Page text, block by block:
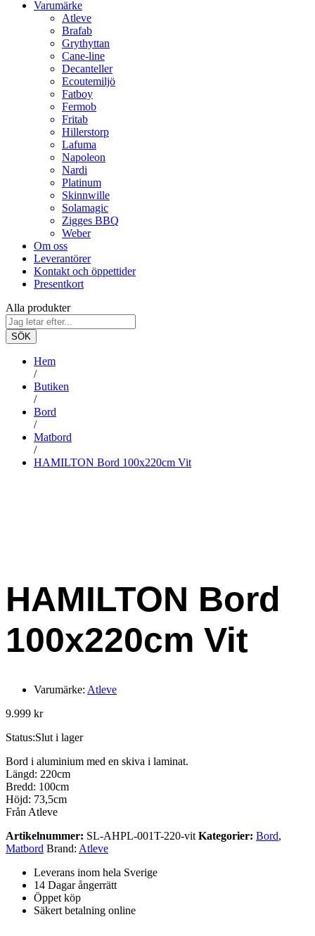
Varumärke
Atleve
Brafab
Grythyttan
Cane-line
Decanteller
Ecoutemiljö
Fatboy
Fermob
Fritab
Hillerstorp
Lafuma
Napoleon
Nardi
Platinum
Skinnwille
Solamagic
Zigges BBQ
Weber
Om oss
Leverantörer
Kontakt och öppettider
Presentkort
Alla produkter
SÖK
Hem
/
Butiken
/
Bord
/
Matbord
/
HAMILTON Bord 100x220cm Vit
HAMILTON Bord
100x220cm Vit
Varumärke: Atleve
9.999 kr
Status:Slut i lager
Bord i aluminium med en skiva i laminat.
Längd: 220cm
Bredd: 100cm
Höjd: 73,5cm
Från Atleve
Artikelnummer: SL-AHPL-001T-220-vit Kategorier: Bord,
Matbord Brand: Atleve
Leverans inom hela Sverige
14 Dagar ångerrätt
Öppet köp
Säkert betalning online